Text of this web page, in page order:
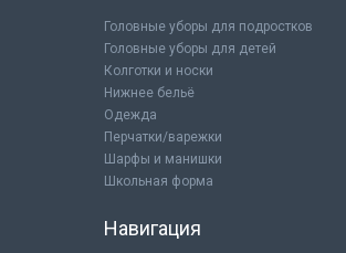
Головные уборы для подростков
Головные уборы для детей
Колготки и носки
Нижнее бельё
Одежда
Перчатки/варежки
Шарфы и манишки
Школьная форма
Навигация